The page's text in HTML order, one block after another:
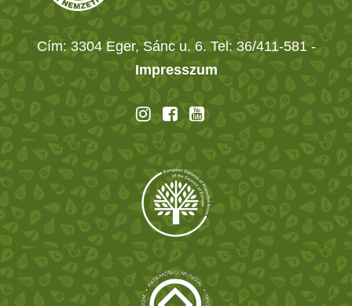
Cím: 3304 Eger, Sánc u. 6. Tel: 36/411-581 -
Impresszum